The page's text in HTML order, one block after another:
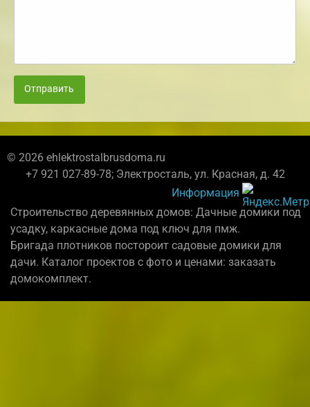
Отправить
© 2026 ehlektrostalbrusdoma.ru
+7 921 027-89-78; Электросталь, ул. Красная, д. 42
Информация
Строительство деревянных домов: Дачные домики под
усадку, каркасные дома под ключ для пмж.
Бригада плотников постороит садовые домики для
дачи. Каталог проектов с фото и ценами: заказать
домокомплект.